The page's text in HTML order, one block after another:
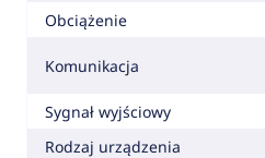
Obciążenie
Komunikacja
Sygnał wyjściowy
Rodzaj urządzenia